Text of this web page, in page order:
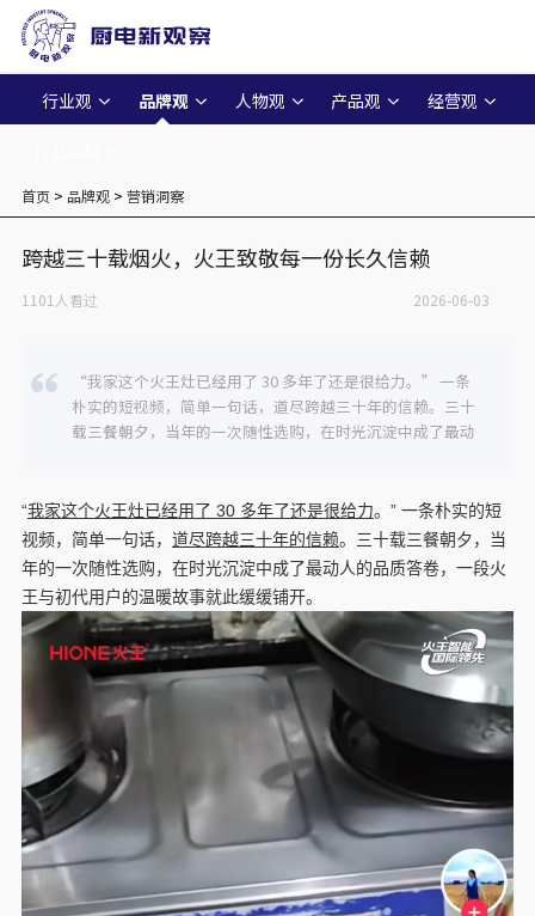
行业观 品牌观 人物观 产品观 经营观
首页> 品牌观> 营销洞察
跨越三十载烟火，火王致敬每一份长久信赖
1101人看过 2026-06-03
“我家这个火王灶已经用了 30 多年了还是很给力。” 一条
“我家这个火王灶已经用了 30 多年了还是很给力。” 一条朴实的短
视频，简单一句话， 道尽跨越三十年的信赖。三十载三餐朝夕，当
年的一次随性选购，在时光沉淀中成了最动人的品质答卷，一段火
王与初代用户的温暖故事就此缓缓铺开。